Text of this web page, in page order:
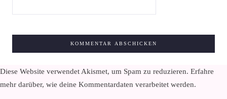
Diese Website verwendet Akismet, um Spam zu reduzieren. Erfahre
mehr darüber, wie deine Kommentardaten verarbeitet werden.